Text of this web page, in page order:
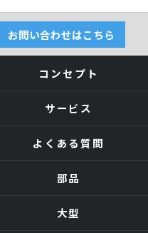
お問い合わせはこちら
コンセプト
サービス
よくある質問
部品
大型